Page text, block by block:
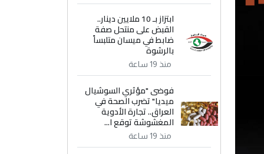
ابتزاز بـ 10 ملايين دينار..
القبض على منتحل صفة
ضابط في ميسان متلبساً
بالرشوة
منذ 19 ساعة
فوضى "مؤثري السوشيال
ميديا" تضرب الصحة في
العراق.. تجارة الأدوية
المغشوشة توقع ا...
منذ 19 ساعة